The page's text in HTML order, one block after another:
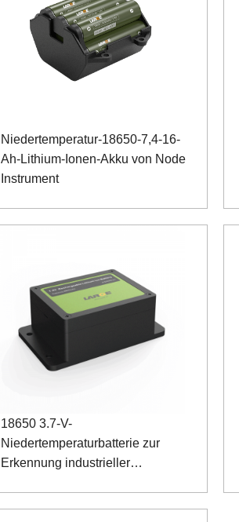
Niedertemperatur-18650-7,4-16-
Ah-Lithium-Ionen-Akku von Node
Instrument
18650 3.7-V-
Niedertemperaturbatterie zur
Erkennung industrieller